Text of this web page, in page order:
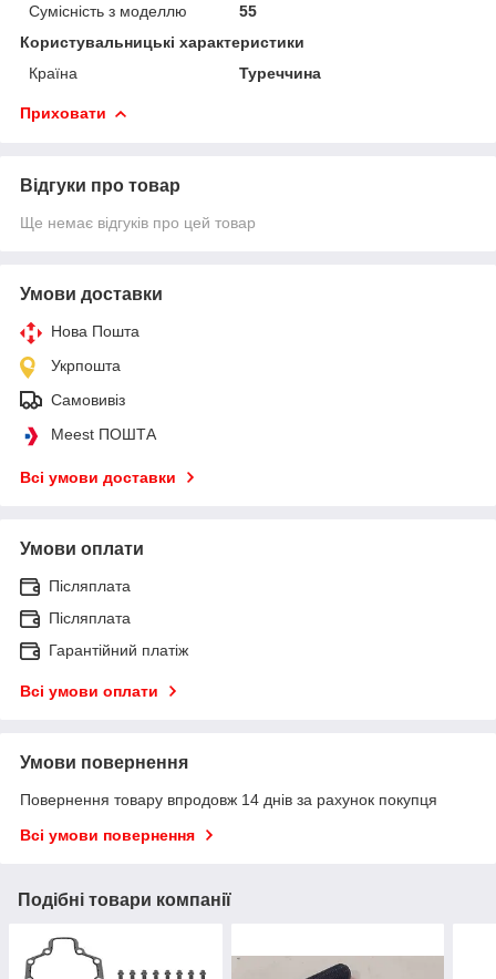
Сумісність з моделлю
55
Користувальницькі характеристики
Країна
Туреччина
Приховати
Відгуки про товар
Ще немає відгуків про цей товар
Умови доставки
Нова Пошта
Укрпошта
Самовивіз
Meest ПОШТА
Всі умови доставки
Умови оплати
Післяплата
Післяплата
Гарантійний платіж
Всі умови оплати
Умови повернення
Повернення товару впродовж 14 днів за рахунок покупця
Всі умови повернення
Подібні товари компанії